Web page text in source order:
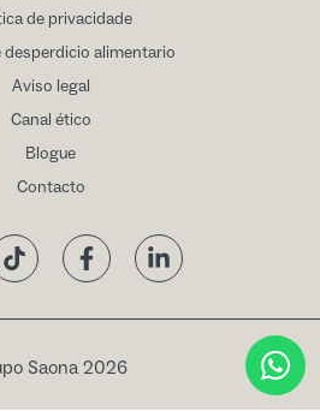
de privacidade
desperdicio alimentario
Aviso legal
Canal ético
Blogue
Contacto
TikTok FacebookLinkedIn
Saona 2026